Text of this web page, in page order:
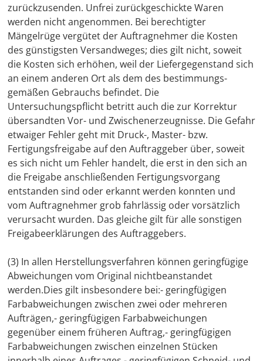
zurückzusenden. Unfrei zurückgeschickte Waren
werden nicht angenommen. Bei berechtigter
Mängelrüge vergütet der Auftragnehmer die Kosten
des günstigsten Versandweges; dies gilt nicht, soweit
die Kosten sich erhöhen, weil der Liefergegenstand sich
an einem anderen Ort als dem des bestimmungs-
gemäßen Gebrauchs befindet. Die
Untersuchungspflicht betritt auch die zur Korrektur
übersandten Vor- und Zwischenerzeugnisse. Die Gefahr
etwaiger Fehler geht mit Druck-, Master- bzw.
Fertigungsfreigabe auf den Auftraggeber über, soweit
es sich nicht um Fehler handelt, die erst in den sich an
die Freigabe anschließenden Fertigungsvorgang
entstanden sind oder erkannt werden konnten und
vom Auftragnehmer grob fahrlässig oder vorsätzlich
verursacht wurden. Das gleiche gilt für alle sonstigen
Freigabeerklärungen des Auftraggebers.
(3) In allen Herstellungsverfahren können geringfügige
Abweichungen vom Original nichtbeanstandet
werden.Dies gilt insbesondere bei:- geringfügigen
Farbabweichungen zwischen zwei oder mehreren
Aufträgen,- geringfügigen Farbabweichungen
gegenüber einem früheren Auftrag,- geringfügigen
Farbabweichungen zwischen einzelnen Stücken